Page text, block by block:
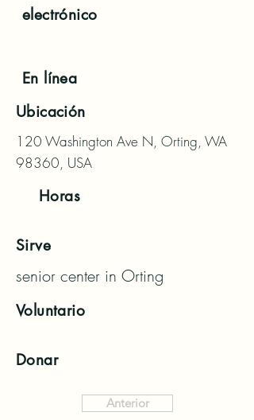
electrónico
En línea
Ubicación
120 Washington Ave N, Orting, WA
98360, USA
Horas
Sirve
senior center in Orting
Voluntario
Donar
Anterior